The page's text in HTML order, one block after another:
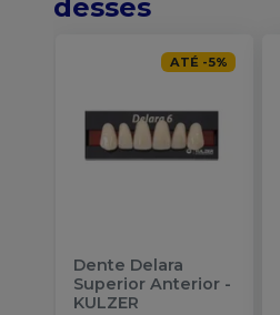
desses
ATÉ -5%
Dente Delara
Superior Anterior -
KULZER